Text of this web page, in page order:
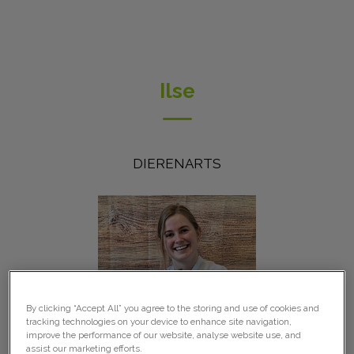
Ilse
DIERENARTS
By clicking “Accept All” you agree to the storing and use of cookies and
tracking technologies on your device to enhance site navigation,
improve the performance of our website, analyse website use, and
assist our marketing efforts.